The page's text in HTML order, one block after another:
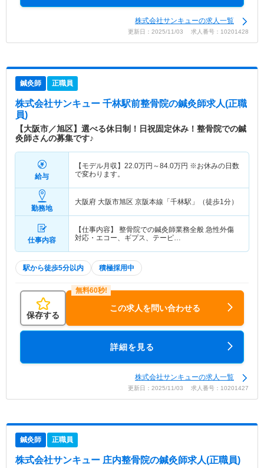
株式会社サンキューの求人一覧
更新日：2025/11/03 求人番号：10201428
鍼灸師 正職員
株式会社サンキュー 千林駅前整骨院の鍼灸師求人(正職
員)
【大阪市／旭区】選べる休日制！日祝固定休み！整骨院での鍼
灸師さんの募集です♪
給与
【モデル月収】 22.0万円～84.0万円 ※お休みの日数
で変わります。
勤務地
大阪府 大阪市旭区 京阪本線「千林駅」（徒歩1分）
仕事内容
【仕事内容】 整骨院での鍼灸師業務全般 急性外傷
対応・エコー、ギプス、テーピ…
駅から徒歩5分以内 積極採用中
保存する
この求人を問い合わせる
詳細を見る
株式会社サンキューの求人一覧
更新日：2025/11/03 求人番号：10201427
鍼灸師 正職員
株式会社サンキュー 庄内整骨院の鍼灸師求人(正職員)